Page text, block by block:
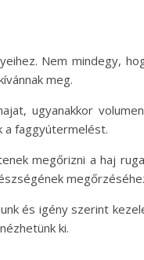
Nem mindegy,
meg.
ugyanakkor
a faggyútermelést.
megőrizni a haj
és igény szerint
ki.